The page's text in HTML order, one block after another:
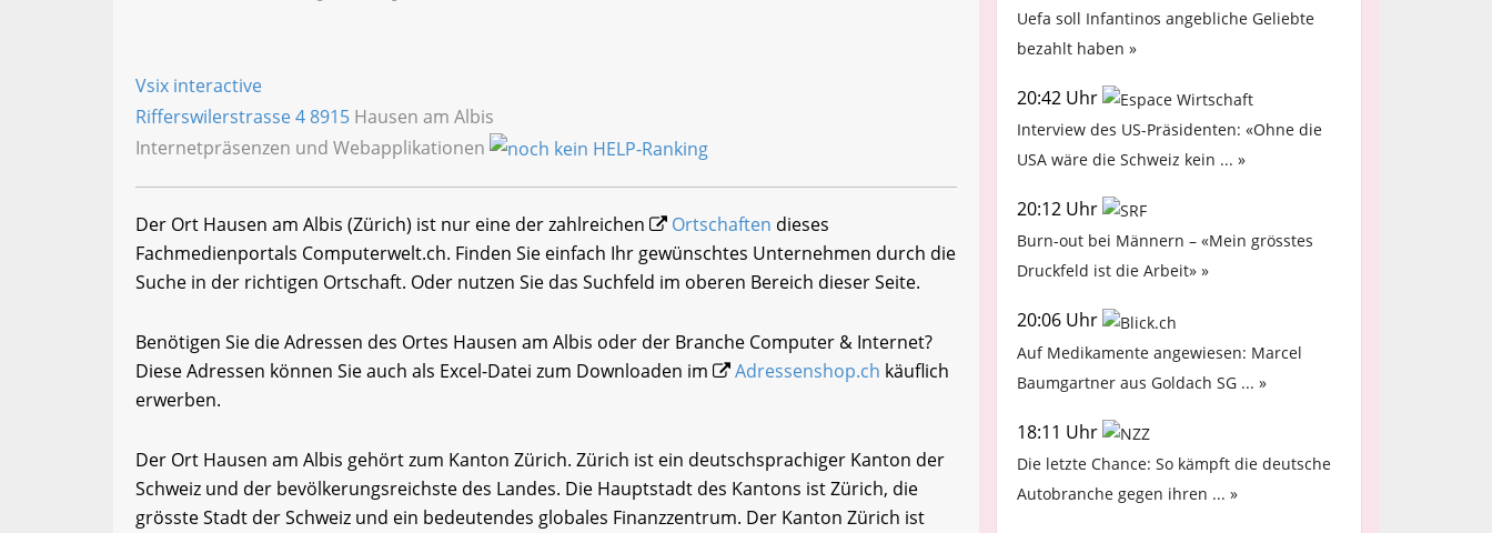
Vsix interactive
Rifferswilerstrasse 48915 Hausen am Albis
Internetpräsenzen und Webapplikationen
Der Ort Hausen am Albis (Zürich) ist nur eine der zahlreichen Ortschaften dieses
Fachmedienportals Computerwelt.ch. Finden Sie einfach Ihr gewünschtes Unternehmen durch die
Suche in der richtigen Ortschaft. Oder nutzen Sie das Suchfeld im oberen Bereich dieser Seite.
Benötigen Sie die Adressen des Ortes Hausen am Albis oder der Branche Computer & Internet?
Diese Adressen können Sie auch als Excel-Datei zum Downloaden im
Adressenshop.ch käuflich
erwerben.
Der Ort Hausen am Albis gehört zum Kanton Zürich. Zürich ist ein deutschsprachiger Kanton der
Schweiz und der bevölkerungsreichste des Landes. Die Hauptstadt des Kantons ist Zürich, die
grösste Stadt der Schweiz und ein bedeutendes globales Finanzzentrum. Der Kanton Zürich ist
Uefa soll Infantinos angebliche Geliebte
bezahlt haben »
20:42 Uhr
Interview des US-Präsidenten: «Ohne die
USA wäre die Schweiz kein ... »
20:12 Uhr
Burn-out bei Männern – «Mein grösstes
Druckfeld ist die Arbeit» »
20:06 Uhr
Auf Medikamente angewiesen: Marcel
Baumgartner aus Goldach SG ... »
18:11 Uhr
Die letzte Chance: So kämpft die deutsche
Autobranche gegen ihren ... »